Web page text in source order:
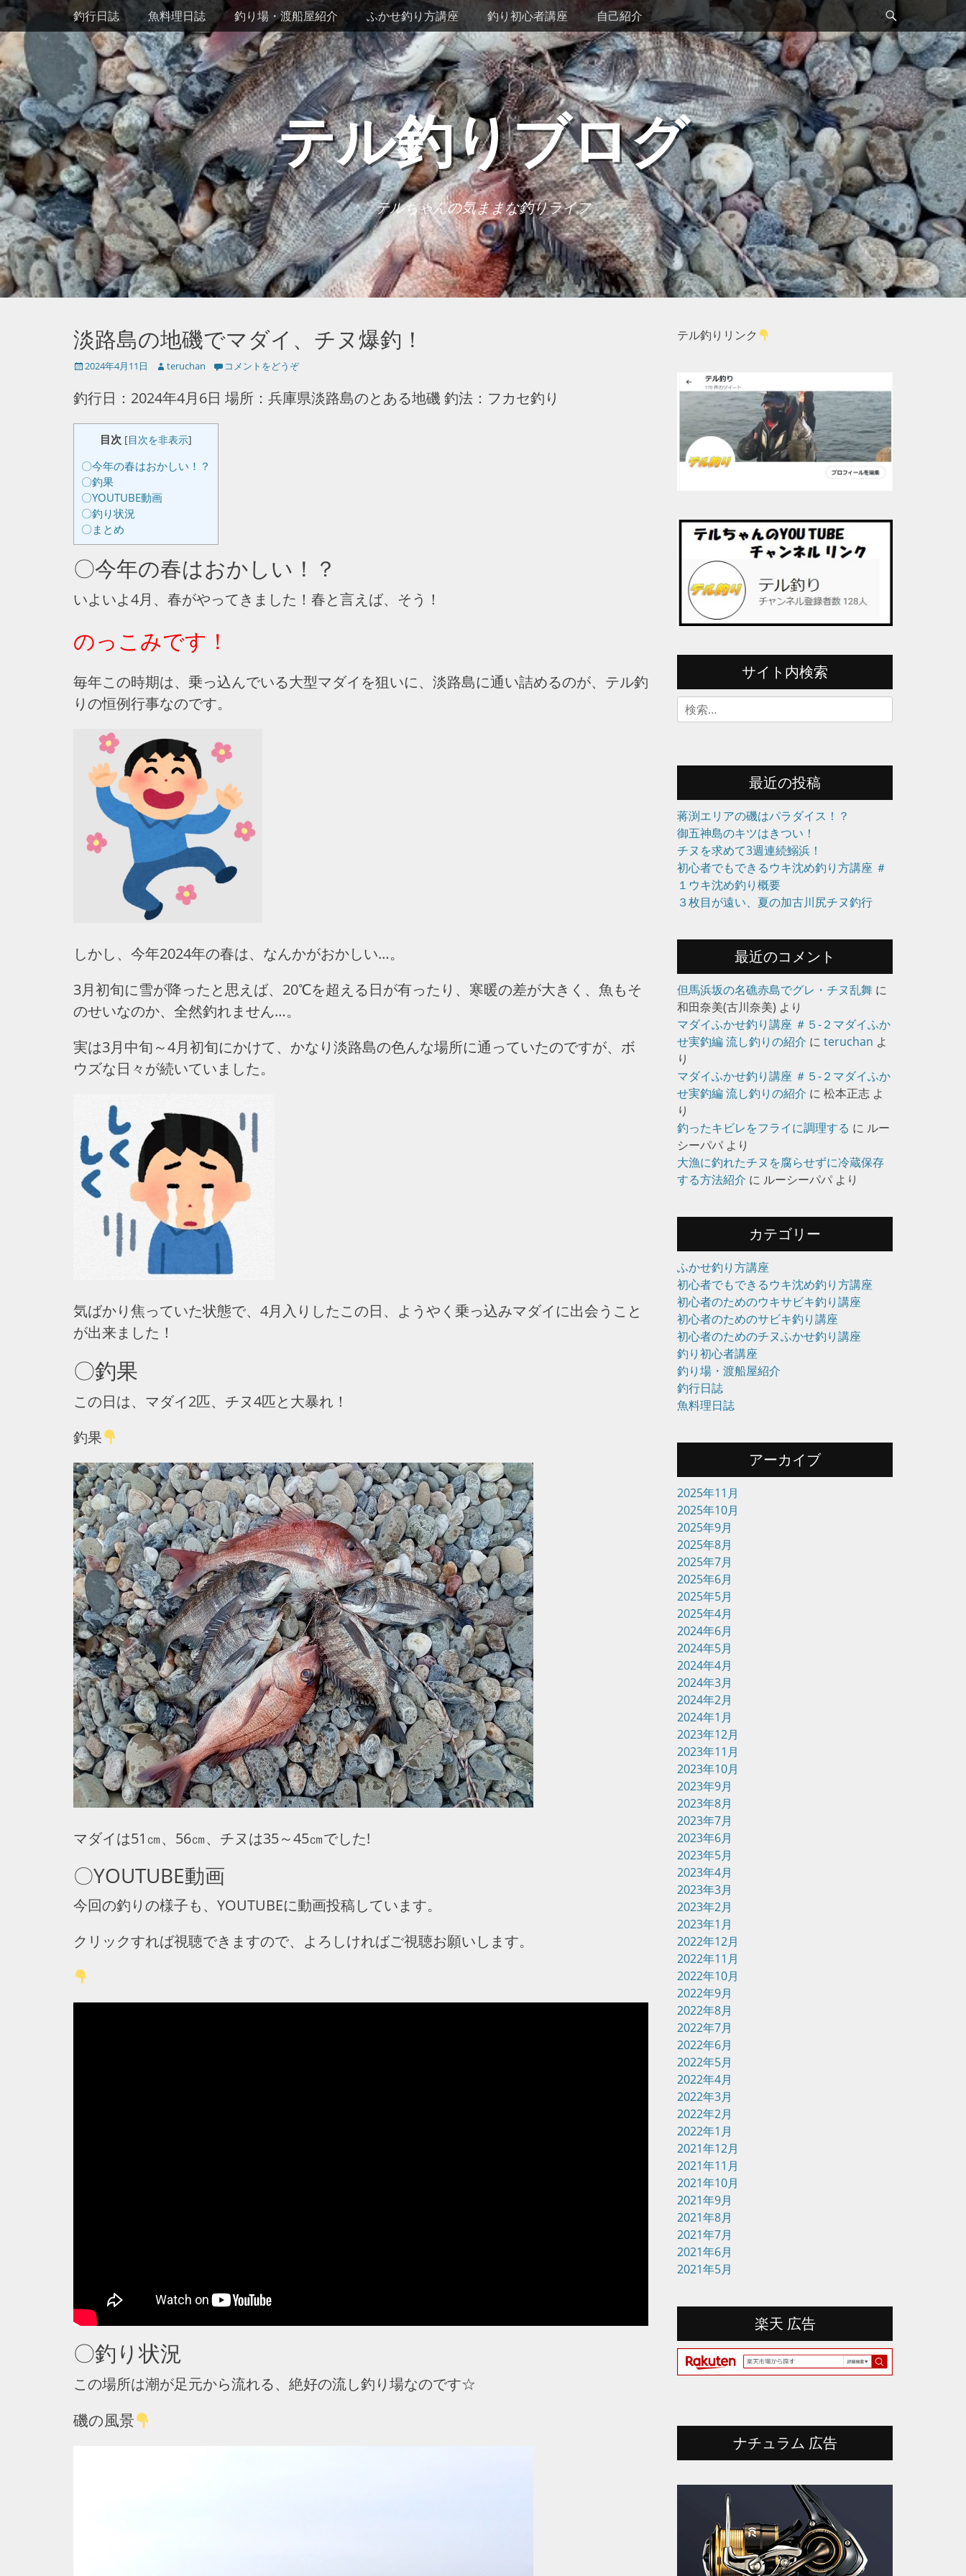
コ
テ
へ
ス
キ
ッ
プ
メインメニュー
釣行日誌 魚料理日誌 釣り場・渡船屋紹介 ふかせ釣り方講座 釣り初心者講座 自己紹介
索
テル釣りブログ
テルちゃんの気ままな釣りライフ
淡路島の地磯でマダイ、チヌ爆釣！
投
日
2024年4月11日
投
者
teruchan コメントをどうぞ
釣行日：2024年4月6日 場所：兵庫県淡路島のとある地磯 釣法：フカセ釣り
目次 [目次を非表示]
〇今年の春はおかしい！？
〇釣果
〇YOUTUBE動画
〇釣り状況
〇まとめ
〇今年の春はおかしい！？
いよいよ4月、春がやってきました！春と言えば、そう！
のっこみです！
毎年この時期は、乗っ込んでいる大型マダイを狙いに、淡路島に通い詰めるのが、テル釣
りの恒例行事なのです。
しかし、今年2024年の春は、なんかがおかしい…。
3月初旬に雪が降ったと思えば、20℃を超える日が有ったり、寒暖の差が大きく、魚もそ
のせいなのか、全然釣れません…。
実は3月中旬～4月初旬にかけて、かなり淡路島の色んな場所に通っていたのですが、ボ
ウズな日々が続いていました。
気ばかり焦っていた状態で、4月入りしたこの日、ようやく乗っ込みマダイに出会うこと
が出来ました！
〇釣果
この日は、マダイ2匹、チヌ4匹と大暴れ！
釣果
マダイは51㎝、56㎝、チヌは35～45㎝でした!
〇YOUTUBE動画
今回の釣りの様子も、YOUTUBEに動画投稿しています。
クリックすれば視聴できますので、よろしければご視聴お願いします。
〇釣り状況
この場所は潮が足元から流れる、絶好の流し釣り場なのです☆
磯の風景
テル釣りリンク
サイト内検索
検
索:
最近の投稿
蒋渕エリアの磯はパラダイス！？
御五神島のキツはきつい！
チヌを求めて3週連続鰯浜！
初心者でもできるウキ沈め釣り方講座 ＃
１ウキ沈め釣り概要
３枚目が遠い、夏の加古川尻チヌ釣行
最近のコメント
但馬浜坂の名礁赤島でグレ・チヌ乱舞 に
和田奈美(古川奈美) より
マダイふかせ釣り講座 ＃５-２マダイふか
せ実釣編 流し釣りの紹介 に teruchan よ
り
マダイふかせ釣り講座 ＃５-２マダイふか
せ実釣編 流し釣りの紹介 に 松本正志 よ
り
釣ったキビレをフライに調理する に ルー
シーパパ より
大漁に釣れたチヌを腐らせずに冷蔵保存
する方法紹介 に ルーシーパパ より
カテゴリー
ふかせ釣り方講座
初心者でもできるウキ沈め釣り方講座
初心者のためのウキサビキ釣り講座
初心者のためのサビキ釣り講座
初心者のためのチヌふかせ釣り講座
釣り初心者講座
釣り場・渡船屋紹介
釣行日誌
魚料理日誌
アーカイブ
2025年11月
2025年10月
2025年9月
2025年8月
2025年7月
2025年6月
2025年5月
2025年4月
2024年6月
2024年5月
2024年4月
2024年3月
2024年2月
2024年1月
2023年12月
2023年11月
2023年10月
2023年9月
2023年8月
2023年7月
2023年6月
2023年5月
2023年4月
2023年3月
2023年2月
2023年1月
2022年12月
2022年11月
2022年10月
2022年9月
2022年8月
2022年7月
2022年6月
2022年5月
2022年4月
2022年3月
2022年2月
2022年1月
2021年12月
2021年11月
2021年10月
2021年9月
2021年8月
2021年7月
2021年6月
2021年5月
楽天 広告
ナチュラム 広告